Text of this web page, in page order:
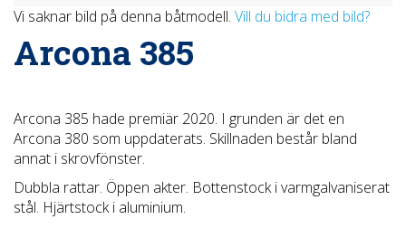
Vi saknar bild på denna båtmodell. Vill du bidra med bild?
Arcona 385
Arcona 385 hade premiär 2020. I grunden är det en
Arcona 380 som uppdaterats. Skillnaden består bland
annat i skrovfönster.
Dubbla rattar. Öppen akter. Bottenstock i varmgalvaniserat
stål. Hjärtstock i aluminium.